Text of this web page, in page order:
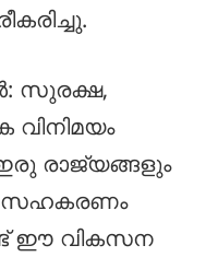
സുരക്ഷ,
രാജ്യങ്ങളും
സഹകരണം
ഈ വികസന